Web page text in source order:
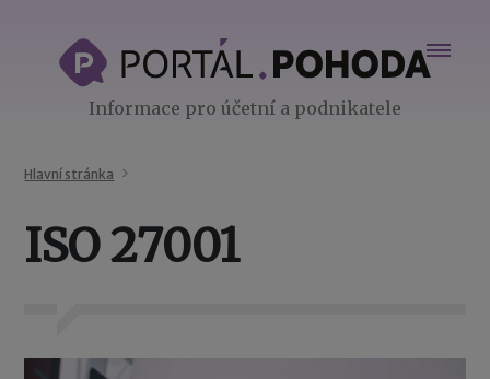
Informace pro účetní a podnikatele
Hlavní stránka
ISO 27001